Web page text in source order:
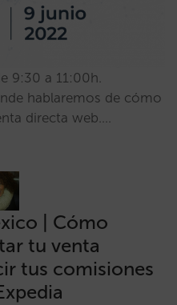
9:30 a 11:00h.
hablaremos de cómo
directa web.…
| Cómo
tu venta
tus comisiones